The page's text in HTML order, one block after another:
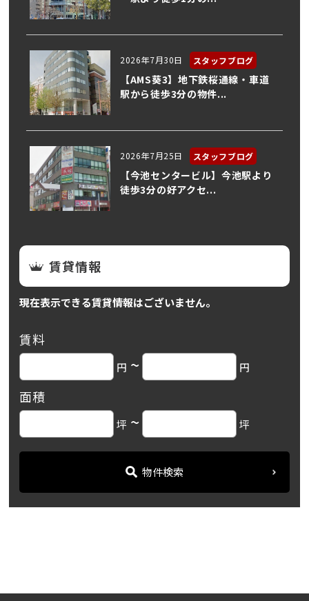
2026年7月30日 スタッフブログ
【AMS葵3】地下鉄桜通線・車道
駅から徒歩3分の物件...
2026年7月25日 スタッフブログ
【今池センタービル】今池駅より
徒歩3分の好アクセ...
賃貸情報
現在表示できる賃貸情報はございません。
賃料
円 ~ 円
面積
坪 ~ 坪
物件検索